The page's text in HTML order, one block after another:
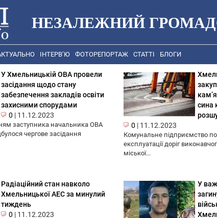
НЕЗАЛЕЖНИЙ
ІНТЕРВ’Ю ФОТОРЕПОРТАЖ СТАТТІ БЛОГИ
У Хмельницькій ОВА провели
засідання щодо стану
забезпечення закладів освіти
захисними спорудами
0 | 11.12.2023
заступника начальника ОВА
чергове засідання
сина
0 | 11.12.2023
Комунальне підприємство по
експлуатації доріг
міської...
Радіаційний стан навколо
Хмельницької АЕС за минулий
тиждень
0 | 11.12.2023
У